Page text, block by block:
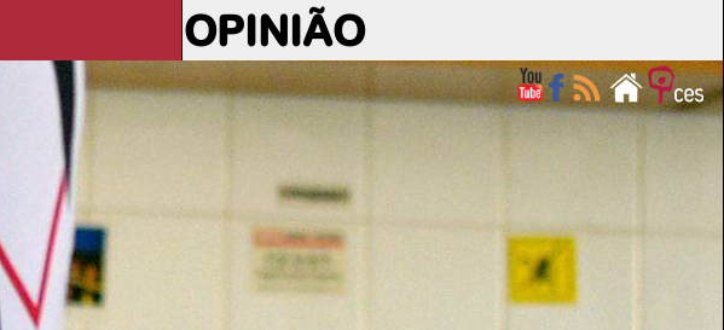
OPINIÃO